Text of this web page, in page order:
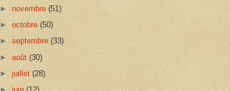
►novembre(51)
►octobre(50)
►septembre(33)
►août(30)
►juillet(28)